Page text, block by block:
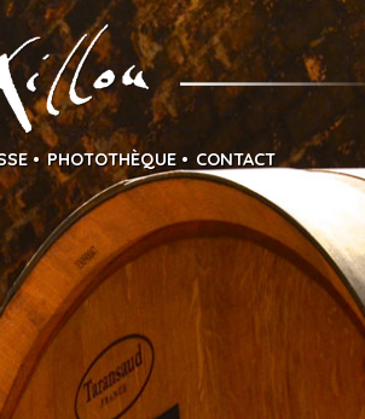
PHOTOTHÈQUE CONTACT